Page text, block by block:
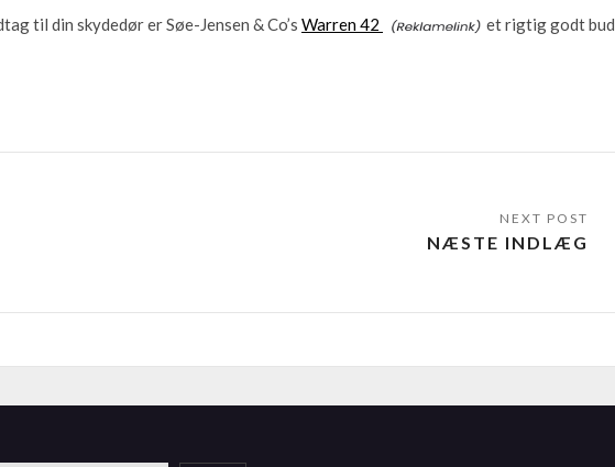
til din skydedør er Søe-Jensen & Co’s Warren 42 et rigtig godt bud.
NÆSTE INDLÆG